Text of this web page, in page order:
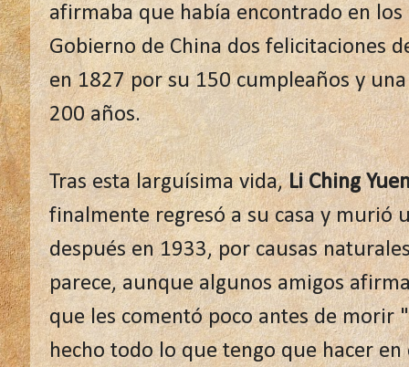
afirmaba que había encontrado en
Gobierno de China dos felicitaciones
en 1827 por su 150 cumpleaños y
200 años.
Tras esta larguísima vida,Li Ching
finalmente regresó a su casa y murió
después en 1933, por causas
parece, aunque algunos amigos
que les comentó poco antes de morir
hecho todo lo que tengo que hacer en